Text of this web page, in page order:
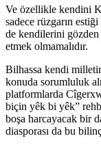
Ve özellikle kendini
sadece rüzgarın
de kendilerini
etmek olmamalıdır.
Bilhassa kendi
konuda sorumluluk
platformlarda
biçin yêk bi yêk”
boşa harcayacak bir
diasporası da bu